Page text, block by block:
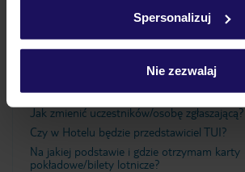
Spersonalizuj
Nie zezwalaj
Ważne informacje
Jak zmienić uczestników/osobę zgłaszającą?
Czy w Hotelu będzie przedstawiciel TUI?
Na jakiej podstawie i gdzie otrzymam karty
pokładowe/bilety lotnicze?